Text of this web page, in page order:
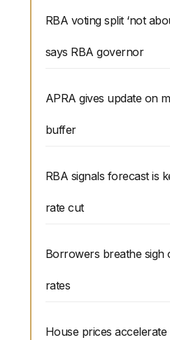
RBA voting split ‘not
says RBA governor
APRA gives update on
buffer
RBA signals forecast is
rate cut
Borrowers breathe sigh
rates
House prices